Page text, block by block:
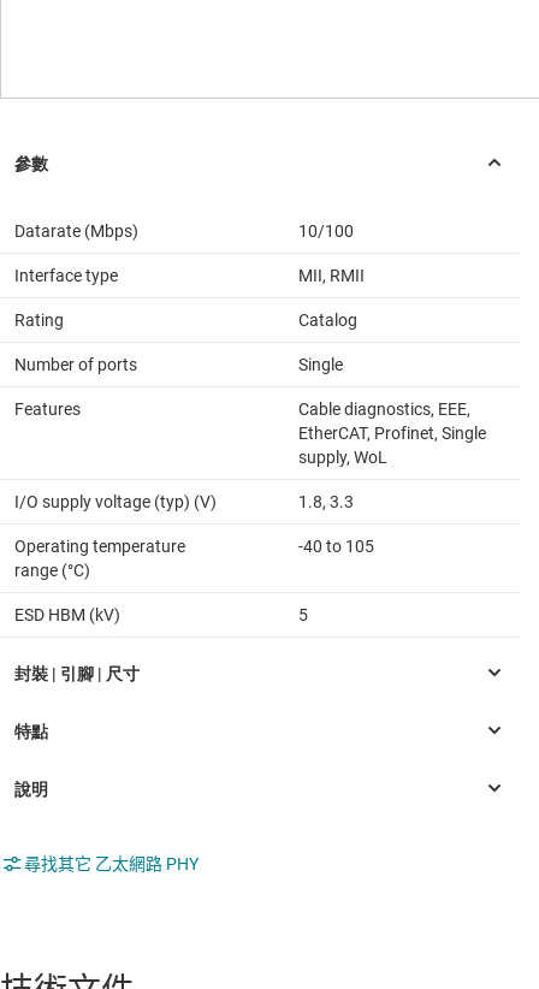
Datarate (Mbps) 10/100
Interface type MII, RMII
Rating Catalog
Number of ports Single
Features
Cable diagnostics, EEE,
EtherCAT, Profinet, Single
supply, WoL
I/O supply voltage (typ) (V) 1.8, 3.3
Operating temperature
range (°C)
-40 to 105
ESD HBM (kV) 5
尋找其它 乙太網路 PHY